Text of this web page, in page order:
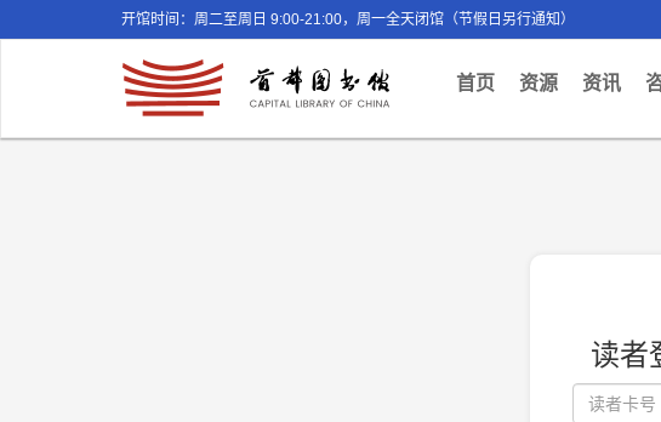
开馆时间：周二至周日 9:00-21:00，周一全天闭馆（节假日另行通知）
首页(current)
资源 资讯
读者